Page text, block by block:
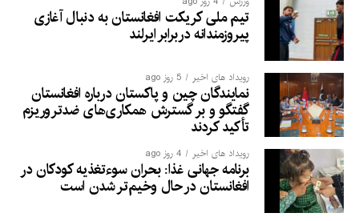
تیم ملی کریکت افغانستان به دنبال آغازی
پیروزمندانه دربرابر ایرلند
رویداد های اخیر 5 روز ago
نمایندگان چین و پاکستان درباره افغانستان
گفتگو و بر گسترش همکاری‌های ضدتروریزم
تأکید کردند
رویداد های اخیر 4 روز ago
برنامه جهانی غذا: بحران سوءتغذیه کودکان در
افغانستان در حال وخیم‌تر شدن است